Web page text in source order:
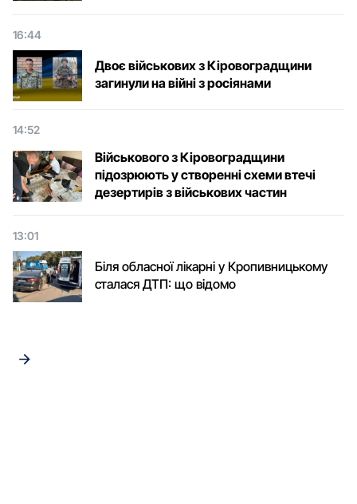
16:44
Двоє військових з Кіровоградщини
загинули на війні з росіянами
14:52
Військового з Кіровоградщини
підозрюють у створенні схеми втечі
дезертирів з військових частин
13:01
Біля обласної лікарні у Кропивницькому
сталася ДТП: що відомо